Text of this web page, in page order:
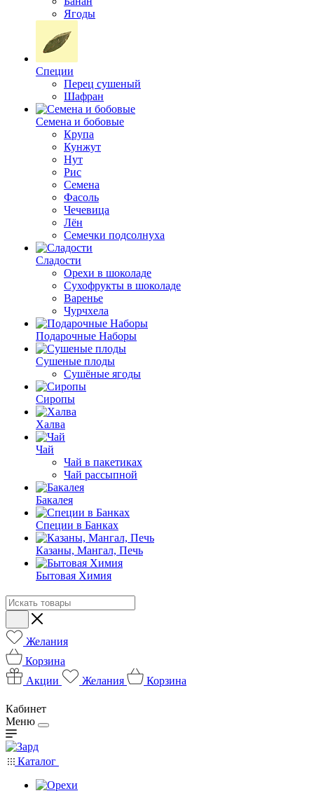
Ягоды
Специи
Перец сушеный
Шафран
Семена и бобовые
Крупа
Кунжут
Нут
Рис
Семена
Фасоль
Чечевица
Лён
Семечки подсолнуха
Сладости
Орехи в шоколаде
Сухофрукты в шоколаде
Варенье
Чурчхела
Подарочные Наборы
Cушеные плоды
Сушёные ягоды
Сиропы
Халва
Чай
Чай в пакетиках
Чай рассыпной
Бакалея
Специи в Банках
Казаны, Мангал, Печь
Бытовая Химия
Желания
Корзина
Акции
Желания Корзина
Кабинет
Меню
Каталог